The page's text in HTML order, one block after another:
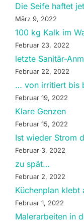
Die Seife haftet
März 9, 2022
100 kg Kalk im
Februar 23, 2022
letzte Sanitär-
Februar 22, 2022
… von irritiert bis
Februar 19, 2022
Klare Genzen
Februar 15, 2022
Ist wieder Strom
Februar 3, 2022
zu spät…
Februar 2, 2022
Küchenplan klebt
Februar 1, 2022
Malerarbeiten in